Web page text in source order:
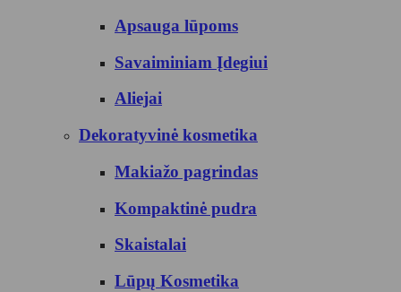
Apsauga lūpoms
Savaiminiam Įdegiui
Aliejai
Dekoratyvinė kosmetika
Makiažo pagrindas
Kompaktinė pudra
Skaistalai
Lūpų Kosmetika